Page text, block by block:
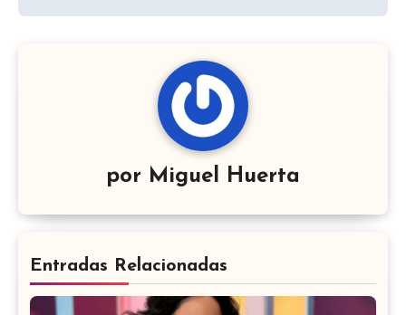
por Miguel Huerta
Entradas Relacionadas